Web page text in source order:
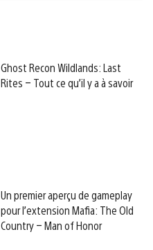
Ghost Recon Wildlands: Last
Rites – Tout ce qu’il y a à savoir
Un premier aperçu de gameplay
pour l’extension Mafia: The Old
Country – Man of Honor